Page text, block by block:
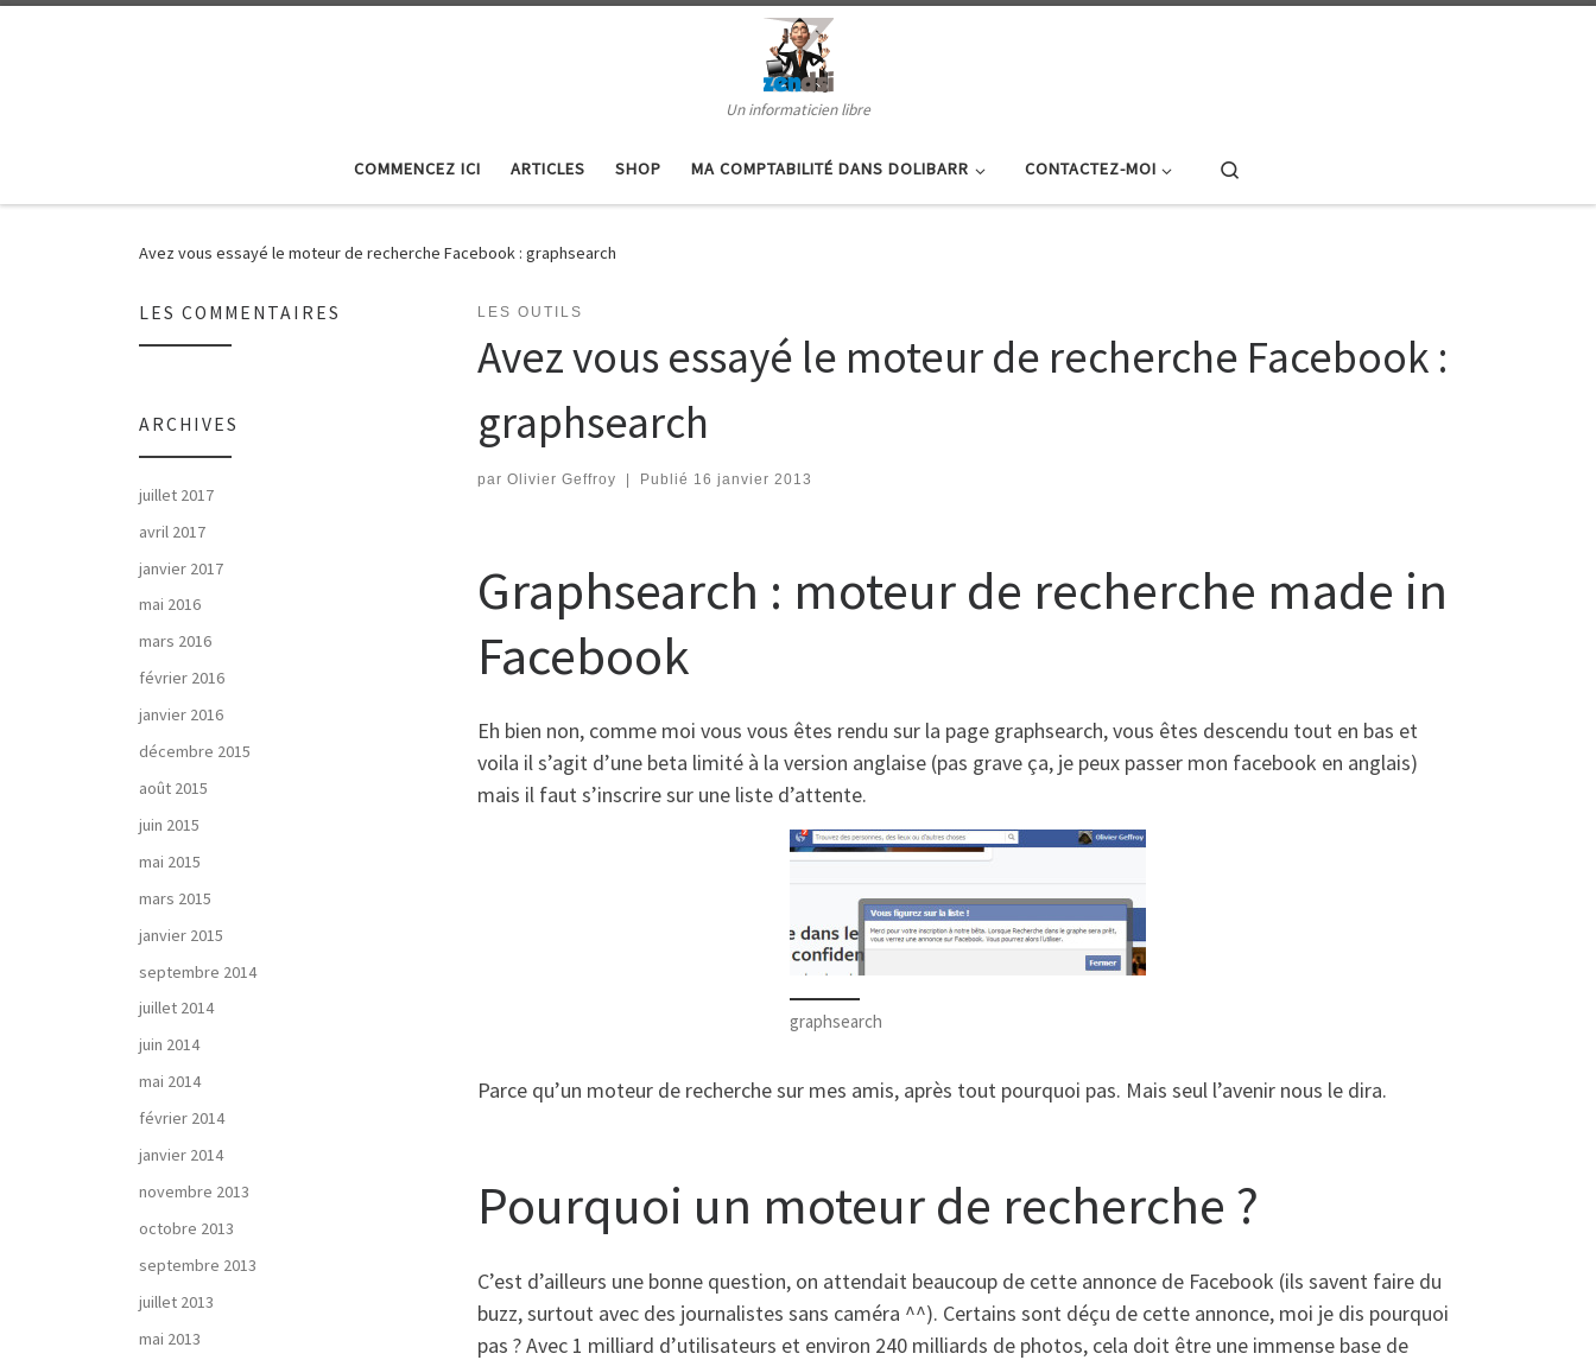
Un informaticien libre
COMMENCEZ ICI ARTICLES SHOP MA COMPTABILITÉ DANS DOLIBARR CONTACTEZ-MOI
Avez vous essayé le moteur de recherche Facebook : graphsearch
LES OUTILS
Avez vous essayé le moteur de recherche Facebook :
graphsearch
par Olivier Geffroy | Publié 16 janvier 2013
Graphsearch : moteur de recherche made in
Facebook
Eh bien non, comme moi vous vous êtes rendu sur la page graphsearch, vous êtes descendu tout en bas et
voila il s’agit d’une beta limité à la version anglaise (pas grave ça, je peux passer mon facebook en anglais)
mais il faut s’inscrire sur une liste d’attente.
graphsearch
Parce qu’un moteur de recherche sur mes amis, après tout pourquoi pas. Mais seul l’avenir nous le dira.
Pourquoi un moteur de recherche ?
C’est d’ailleurs une bonne question, on attendait beaucoup de cette annonce de Facebook (ils savent faire du
buzz, surtout avec des journalistes sans caméra ^^). Certains sont déçu de cette annonce, moi je dis pourquoi
pas ? Avec 1 milliard d’utilisateurs et environ 240 milliards de photos, cela doit être une immense base de
LES COMMENTAIRES
ARCHIVES
juillet 2017
avril 2017
janvier 2017
mai 2016
mars 2016
février 2016
janvier 2016
décembre 2015
août 2015
juin 2015
mai 2015
mars 2015
janvier 2015
septembre 2014
juillet 2014
juin 2014
mai 2014
février 2014
janvier 2014
novembre 2013
octobre 2013
septembre 2013
juillet 2013
mai 2013